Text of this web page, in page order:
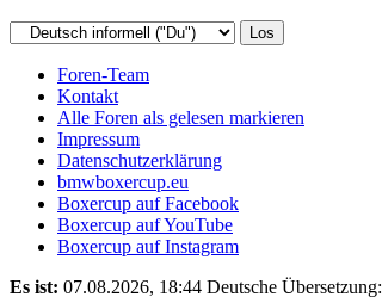
Foren-Team
Kontakt
Alle Foren als gelesen markieren
Impressum
Datenschutzerklärung
bmwboxercup.eu
Boxercup auf Facebook
Boxercup auf YouTube
Boxercup auf Instagram
Es ist: 07.08.2026, 18:44 Deutsche Übersetzung: